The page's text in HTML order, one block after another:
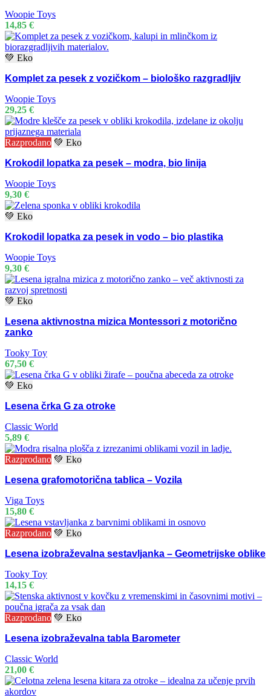
Woopie Toys
14,85 €
💚 Eko
Komplet za pesek z vozičkom – biološko razgradljiv
Woopie Toys
29,25 €
Razprodano 💚 Eko
Krokodil lopatka za pesek – modra, bio linija
Woopie Toys
9,30 €
💚 Eko
Krokodil lopatka za pesek in vodo – bio plastika
Woopie Toys
9,30 €
💚 Eko
Lesena aktivnostna mizica Montessori z motorično
zanko
Tooky Toy
67,50 €
💚 Eko
Lesena črka G za otroke
Classic World
5,89 €
Razprodano 💚 Eko
Lesena grafomotorična tablica – Vozila
Viga Toys
15,80 €
Razprodano 💚 Eko
Lesena izobraževalna sestavljanka – Geometrijske oblike
Tooky Toy
14,15 €
Razprodano 💚 Eko
Lesena izobraževalna tabla Barometer
Classic World
21,00 €